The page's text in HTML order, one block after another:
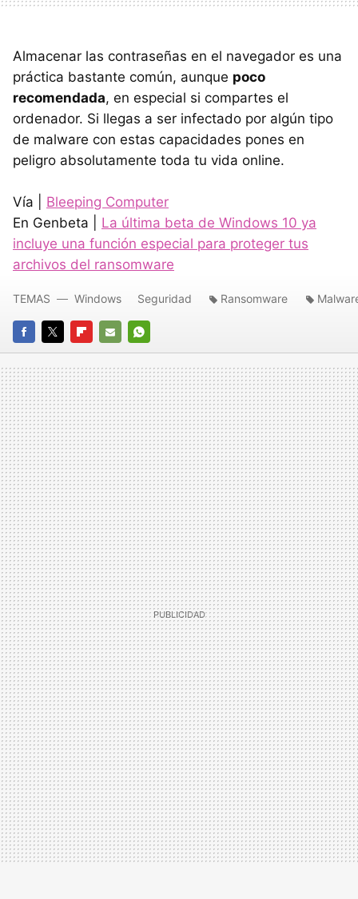
Almacenar las contraseñas en el navegador es una
práctica bastante común, aunque poco
recomendada, en especial si compartes el
ordenador. Si llegas a ser infectado por algún tipo
de malware con estas capacidades pones en
peligro absolutamente toda tu vida online.
Vía | Bleeping Computer
En Genbeta | La última beta de Windows 10 ya
incluye una función especial para proteger tus
archivos del ransomware
FACEBOOK
TWITTERFLIPBOARD
E-
MAIL
WHATSAPP
TEMAS Windows Seguridad Ransomware